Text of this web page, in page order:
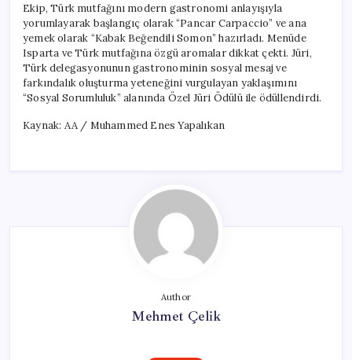
Ekip, Türk mutfağını modern gastronomi anlayışıyla
yorumlayarak başlangıç olarak “Pancar Carpaccio” ve ana
yemek olarak “Kabak Beğendili Somon” hazırladı. Menüde
Isparta ve Türk mutfağına özgü aromalar dikkat çekti. Jüri,
Türk delegasyonunun gastronominin sosyal mesaj ve
farkındalık oluşturma yeteneğini vurgulayan yaklaşımını
“Sosyal Sorumluluk” alanında Özel Jüri Ödülü ile ödüllendirdi.
Kaynak: AA / Muhammed Enes Yapalıkan
Author
Mehmet Çelik